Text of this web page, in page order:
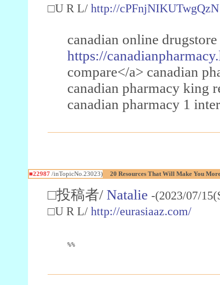
□U R L/ http://cPFnjNIKUTwgQzN
canadian online
https://
compare</a> canadian
canadian pharmacy king
canadian pharmacy 1
■22987/inTopicNo.23023) 20 Resources That Will Make You
□投稿者/ Natalie -(2023/07/
□U R L/ http://eurasiaaz.com/
%%